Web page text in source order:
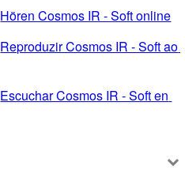
Hören Cosmos IR - Soft online
Reproduzir Cosmos IR - Soft ao
Escuchar Cosmos IR - Soft en